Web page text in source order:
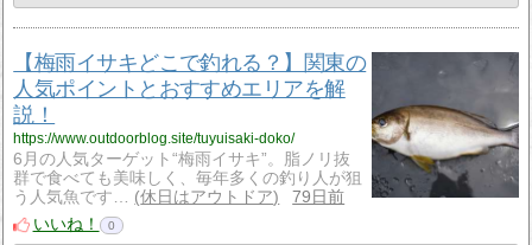
【梅雨イサキどこで釣れる？】関東の
人気ポイントとおすすめエリアを解
説！
https://www.outdoorblog.site/tuyuisaki-doko/
6月の人気ターゲット“梅雨イサキ”。脂ノリ抜
群で食べても美味しく、毎年多くの釣り人が狙
う人気魚です…
休日はアウトドア
79日前
いいね！
0